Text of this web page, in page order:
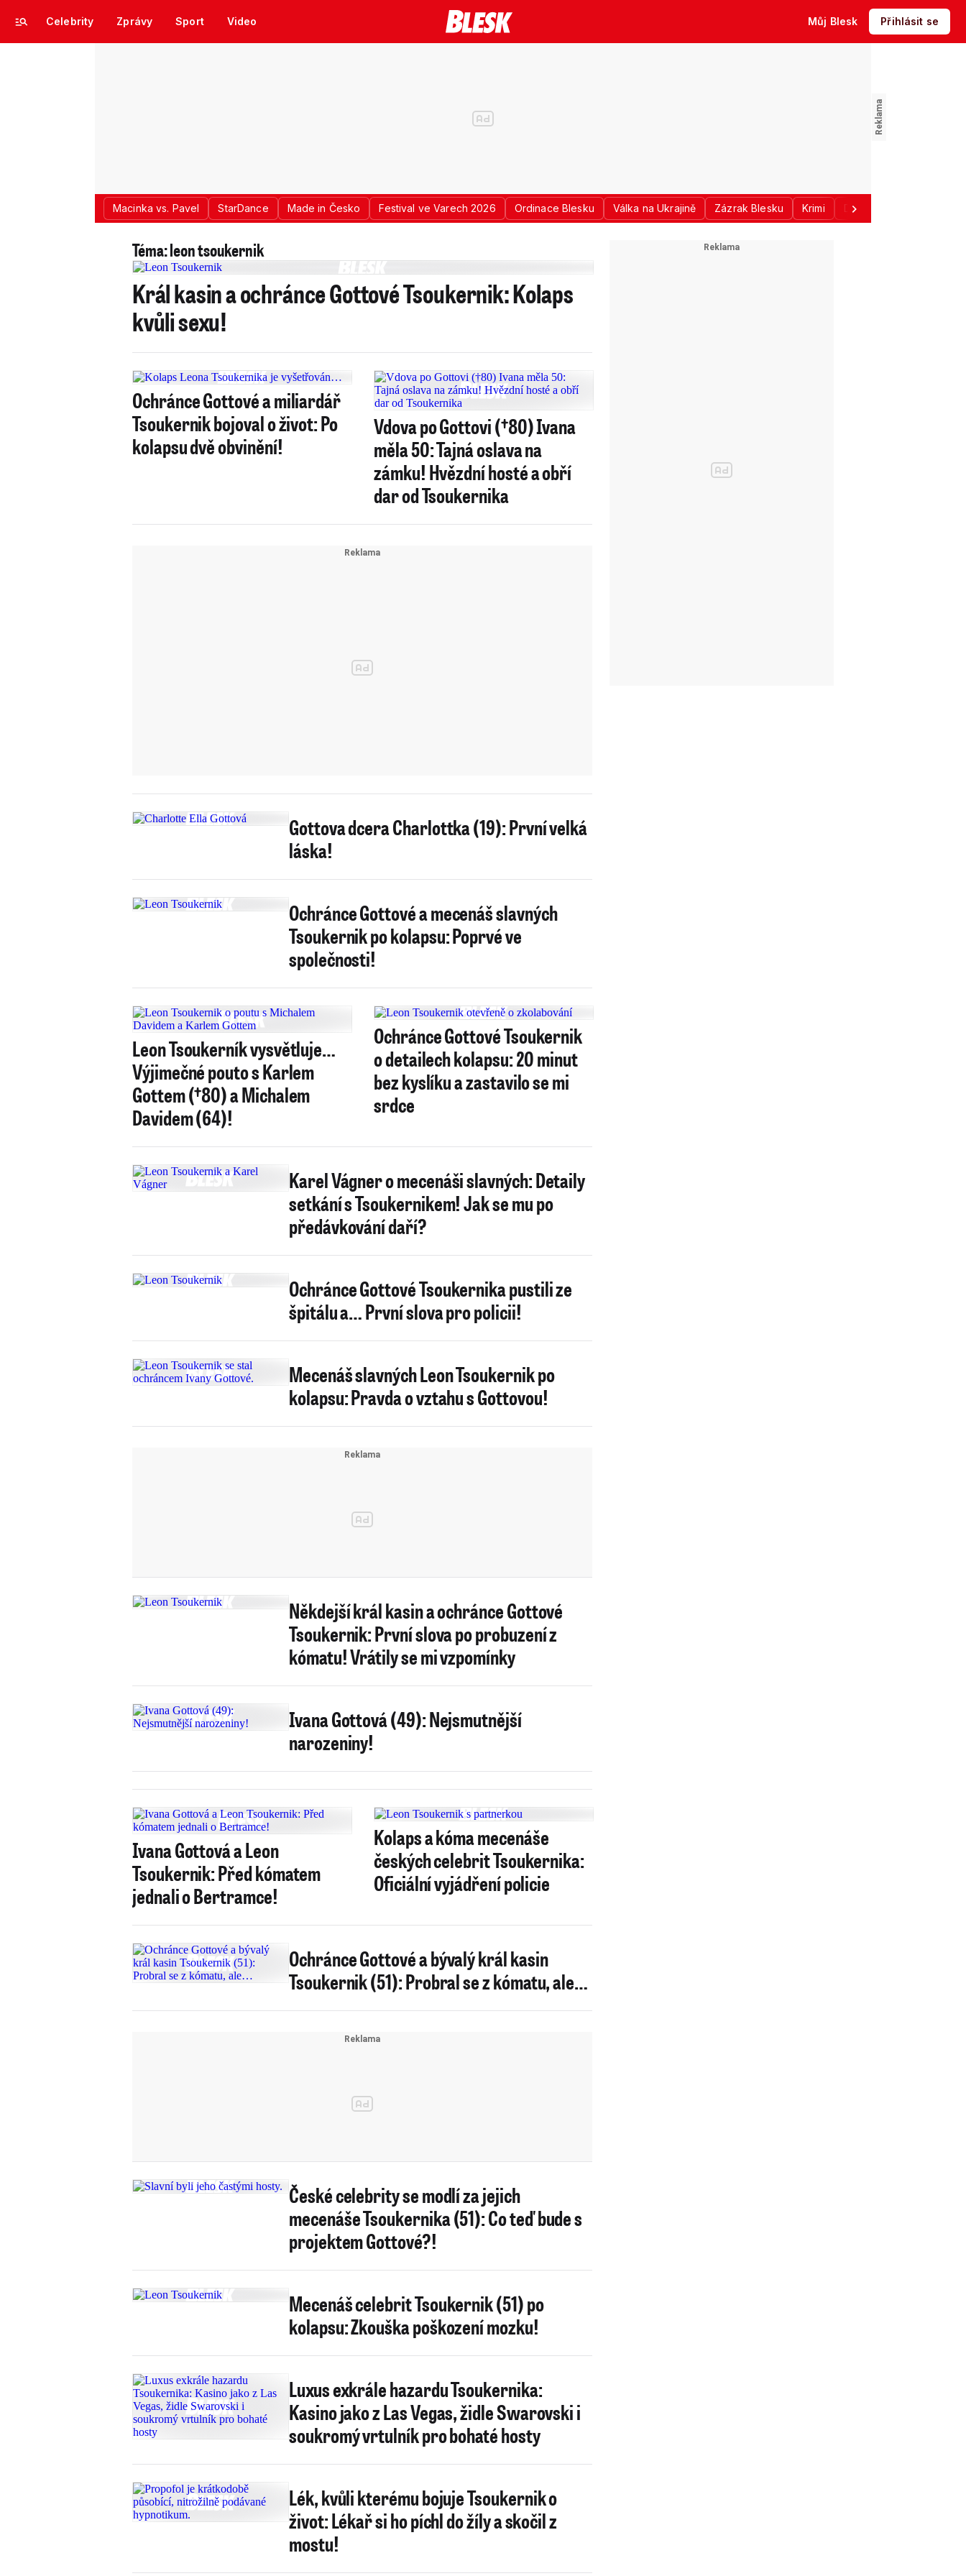
Celebrity Zprávy Sport Video Můj Blesk Přihlásit se
Macinka vs. Pavel StarDance Made in Česko Festival ve Varech 2026 Ordinace Blesku Válka na Ukrajině Zázrak Blesku Krimi Donald Trump
Téma: leon tsoukernik
Král kasin a ochránce Gottové Tsoukernik: Kolaps
kvůli sexu!
Ochránce Gottové a miliardář
Tsoukernik bojoval o život: Po
kolapsu dvě obvinění!
Vdova po Gottovi (†80) Ivana
měla 50: Tajná oslava na
zámku! Hvězdní hosté a obří
dar od Tsoukernika
Gottova dcera Charlottka (19): První velká
láska!
Ochránce Gottové a mecenáš slavných
Tsoukernik po kolapsu: Poprvé ve
společnosti!
Leon Tsoukerník vysvětluje…
Výjimečné pouto s Karlem
Gottem (†80) a Michalem
Davidem (64)!
Ochránce Gottové Tsoukernik
o detailech kolapsu: 20 minut
bez kyslíku a zastavilo se mi
srdce
Karel Vágner o mecenáši slavných: Detaily
setkání s Tsoukernikem! Jak se mu po
předávkování daří?
Ochránce Gottové Tsoukernika pustili ze
špitálu a… První slova pro policii!
Mecenáš slavných Leon Tsoukernik po
kolapsu: Pravda o vztahu s Gottovou!
Někdejší král kasin a ochránce Gottové
Tsoukernik: První slova po probuzení z
kómatu! Vrátily se mi vzpomínky
Ivana Gottová (49): Nejsmutnější
narozeniny!
Ivana Gottová a Leon
Tsoukernik: Před kómatem
jednali o Bertramce!
Kolaps a kóma mecenáše
českých celebrit Tsoukernika:
Oficiální vyjádření policie
Ochránce Gottové a bývalý král kasin
Tsoukernik (51): Probral se z kómatu, ale…
České celebrity se modlí za jejich
mecenáše Tsoukernika (51): Co teď bude s
projektem Gottové?!
Mecenáš celebrit Tsoukernik (51) po
kolapsu: Zkouška poškození mozku!
Luxus exkrále hazardu Tsoukernika:
Kasino jako z Las Vegas, židle Swarovski i
soukromý vrtulník pro bohaté hosty
Lék, kvůli kterému bojuje Tsoukernik o
život: Lékař si ho píchl do žíly a skočil z
mostu!